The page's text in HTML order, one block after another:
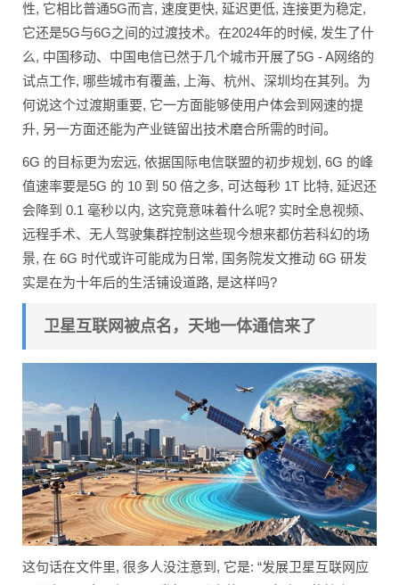
性, 它相比普通5G而言, 速度更快, 延迟更低, 连接更为稳定,
它还是5G与6G之间的过渡技术。在2024年的时候, 发生了什
么, 中国移动、中国电信已然于几个城市开展了5G - A网络的
试点工作, 哪些城市有覆盖, 上海、杭州、深圳均在其列。为
何说这个过渡期重要, 它一方面能够使用户体会到网速的提
升, 另一方面还能为产业链留出技术磨合所需的时间。
6G 的目标更为宏远, 依据国际电信联盟的初步规划, 6G 的峰
值速率要是5G 的 10 到 50 倍之多, 可达每秒 1T 比特, 延迟还
会降到 0.1 毫秒以内, 这究竟意味着什么呢? 实时全息视频、
远程手术、无人驾驶集群控制这些现今想来都仿若科幻的场
景, 在 6G 时代或许可能成为日常, 国务院发文推动 6G 研发
实是在为十年后的生活铺设道路, 是这样吗?
卫星互联网被点名，天地一体通信来了
这句话在文件里, 很多人没注意到, 它是: “发展卫星互联网应